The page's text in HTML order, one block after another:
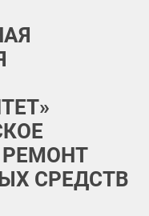
СРЕДСТВ